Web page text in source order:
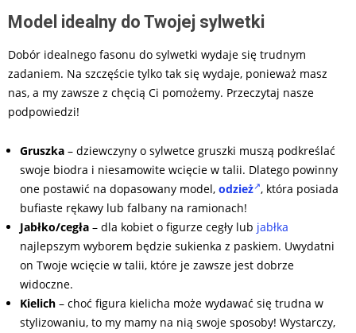
Model idealny do Twojej sylwetki
Dobór idealnego fasonu do sylwetki wydaje się trudnym
zadaniem. Na szczęście tylko tak się wydaje, ponieważ masz
nas, a my zawsze z chęcią Ci pomożemy. Przeczytaj nasze
podpowiedzi!
Gruszka – dziewczyny o sylwetce gruszki muszą podkreślać
swoje biodra i niesamowite wcięcie w talii. Dlatego powinny
one postawić na dopasowany model, odzież , która posiada
bufiaste rękawy lub falbany na ramionach!
Jabłko/cegła – dla kobiet o figurze cegły lub jabłka
najlepszym wyborem będzie sukienka z paskiem. Uwydatni
on Twoje wcięcie w talii, które je zawsze jest dobrze
widoczne.
Kielich – choć figura kielicha może wydawać się trudna w
stylizowaniu, to my mamy na nią swoje sposoby! Wystarczy,